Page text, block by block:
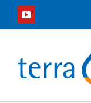
Zum
InhaltYouTube